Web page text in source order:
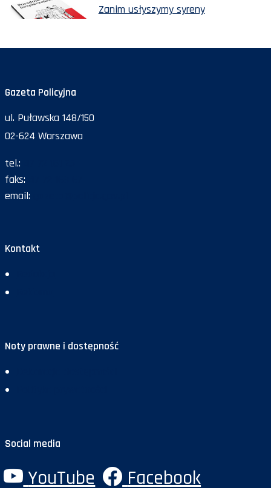
Zanim usłyszymy syreny
Gazeta Policyjna
ul. Puławska 148/150
02-624 Warszawa
tel.:
faks:
email:
Kontakt
Noty prawne i dostępność
Social media
YouTube Facebook